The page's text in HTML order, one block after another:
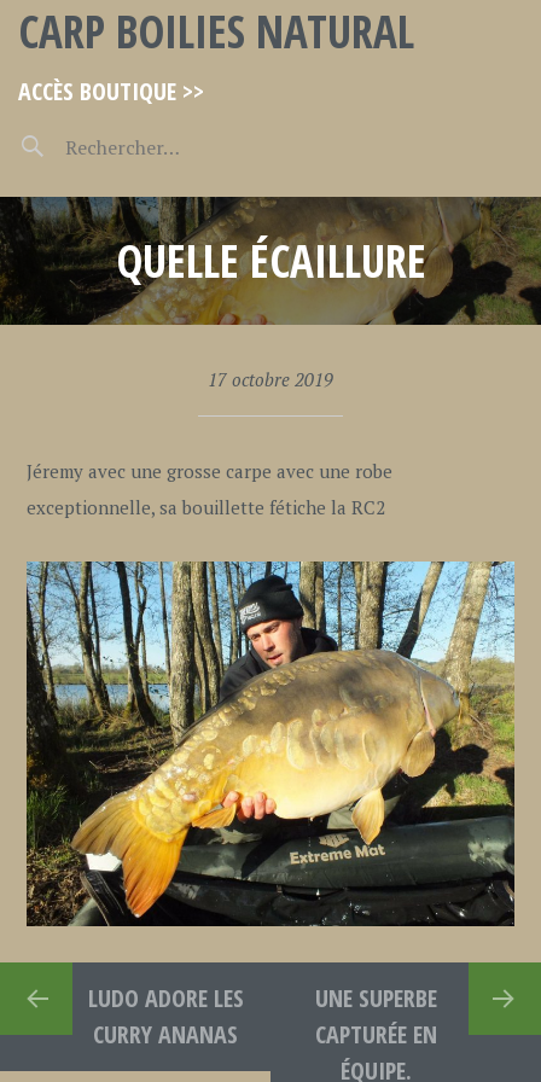
CARP BOILIES NATURAL
ACCÈS BOUTIQUE >>
QUELLE ÉCAILLURE
17 octobre 2019
Jéremy avec une grosse carpe avec une robe
exceptionnelle, sa bouillette fétiche la RC2
LUDO ADORE LES
CURRY ANANAS
UNE SUPERBE
CAPTURÉE EN
ÉQUIPE.